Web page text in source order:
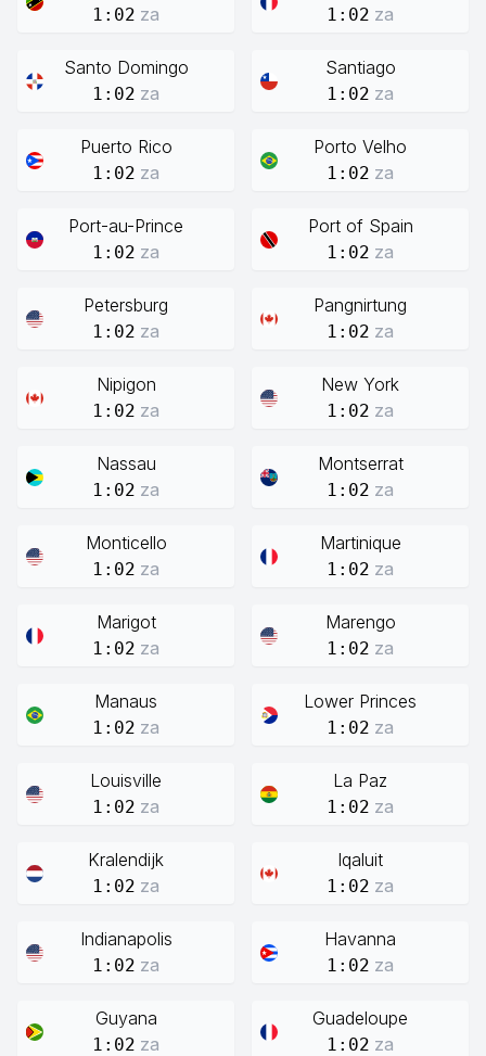
1:02 za 1:02 za
Santo Domingo
1:02 za
Santiago
1:02 za
Puerto Rico
1:02 za
Porto Velho
1:02 za
Port-au-Prince
1:02 za
Port of Spain
1:02 za
Petersburg
1:02 za
Pangnirtung
1:02 za
Nipigon
1:02 za
New York
1:02 za
Nassau
1:02 za
Montserrat
1:02 za
Monticello
1:02 za
Martinique
1:02 za
Marigot
1:02 za
Marengo
1:02 za
Manaus
1:02 za
Lower Princes
1:02 za
Louisville
1:02 za
La Paz
1:02 za
Kralendijk
1:02 za
Iqaluit
1:02 za
Indianapolis
1:02 za
Havanna
1:02 za
Guyana
1:02 za
Guadeloupe
1:02 za